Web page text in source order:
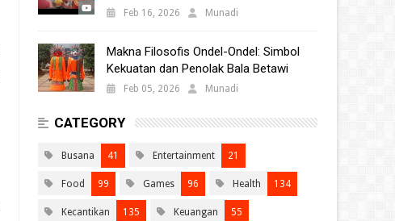
Indah Mall
Feb 16, 2026 Munadi
Makna Filosofis Ondel-Ondel: Simbol
Kekuatan dan Penolak Bala Betawi
Feb 05, 2026 Munadi
CATEGORY
Busana 41 Entertainment 21
Food 99 Games 96 Health 134
Kecantikan 135 Keuangan 55